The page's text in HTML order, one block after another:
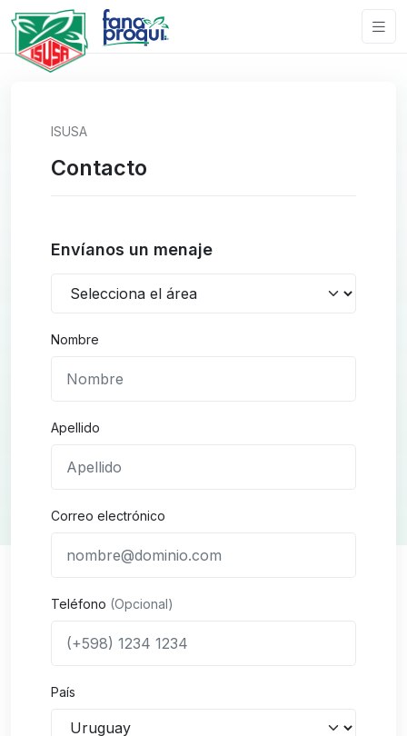
ISUSA
Contacto
Envíanos un menaje
Nombre
Apellido
Correo electrónico
Teléfono (Opcional)
País